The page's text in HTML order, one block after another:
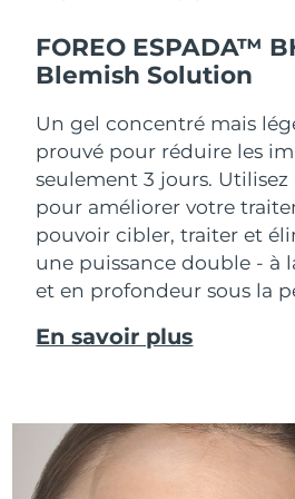
FOREO ESPADA™
Blemish Solution
Un gel concentré mais
prouvé pour réduire les
seulement 3 jours. Utilisez
pour améliorer votre
pouvoir cibler, traiter et
une puissance double - à
et en profondeur sous la
En savoir plus